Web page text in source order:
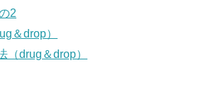
2
＆drop）
（drug＆drop）